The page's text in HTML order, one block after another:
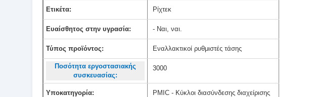
Ετικέτα: Ρίχτεκ
Ευαίσθητος στην υγρασία: - Ναι, ναι.
Τύπος προϊόντος: Εναλλακτικοί ρυθμιστές τάσης
Ποσότητα εργοστασιακής
συσκευασίας:
3000
Υποκατηγορία:
PMIC - Κύκλοι διασύνδεσης διαχείρισης